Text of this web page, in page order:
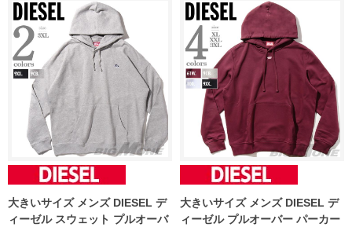
大きいサイズ メンズ DIESEL デ
ィーゼル スウェット プルオーバ
大きいサイズ メンズ DIESEL デ
ィーゼル プルオーバー パーカー